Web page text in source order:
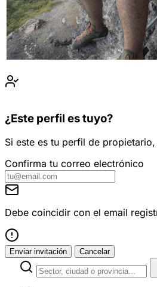
¿Este perfil es tuyo?
Si este es tu perfil de
Confirma tu correo electrónico
Debe coincidir con el email
Enviar invitación Cancelar